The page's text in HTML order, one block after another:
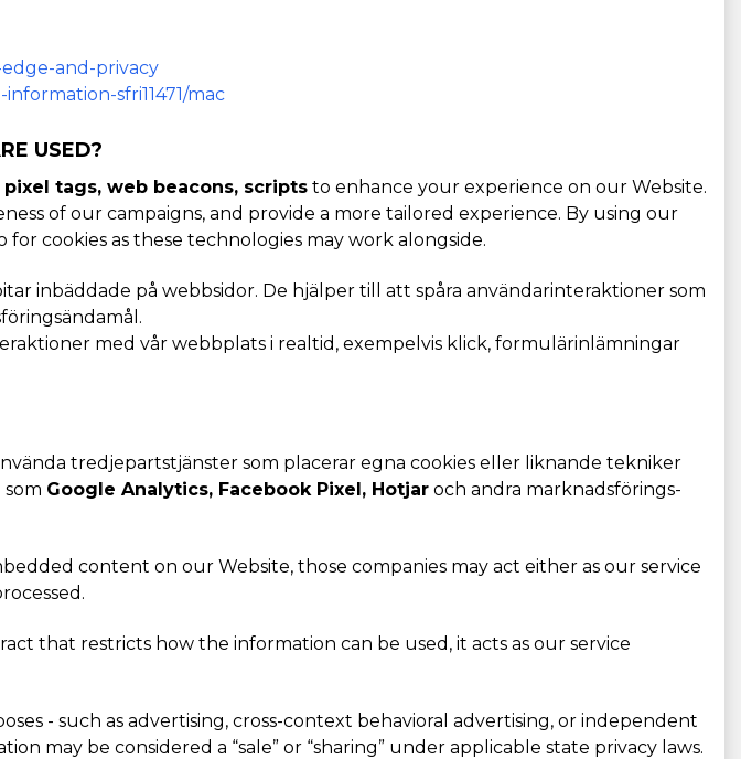
and-privacy
sfri11471/mac
USED?
pixel tags, web beacons, scripts to enhance your experience on our Website.
of our campaigns, and provide a more tailored experience. By using our
cookies as these technologies may work alongside.
inbäddade på webbsidor. De hjälper till att spåra användarinteraktioner som
med vår webbplats i realtid, exempelvis klick, formulärinlämningar
tredjepartstjänster som placerar egna cookies eller liknande tekniker
Google Analytics, Facebook Pixel, Hotjar och andra marknadsförings-
content on our Website, those companies may act either as our service
that restricts how the information can be used, it acts as our service
- such as advertising, cross-context behavioral advertising, or independent
may be considered a “sale” or “sharing” under applicable state privacy laws.